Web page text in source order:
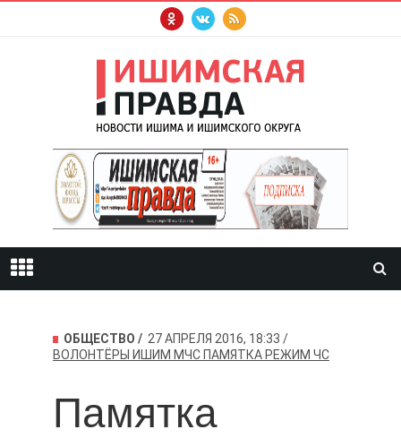
ОБЩЕСТВО
27 АПРЕЛЯ 2016, 18:33
ВОЛОНТЁРЫ ИШИМ МЧС ПАМЯТКА РЕЖИМ ЧС
Памятка